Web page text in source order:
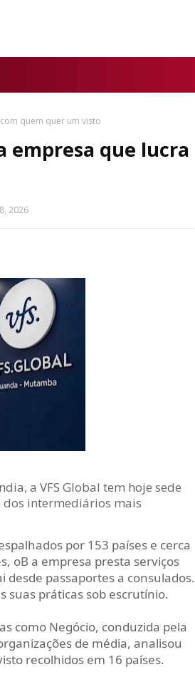
quem quer um visto
empresa que lucra
2026
a VFS Global tem hoje sede
dos intermediários mais
por 153 países e cerca
oB a empresa presta serviços
passaportes a consulados.
suas práticas sob escrutínio.
como Negócio, conduzida pela
de média, analisou
recolhidos em 16 países.